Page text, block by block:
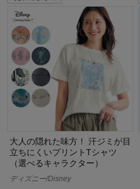
大人の隠れた味方！ 汗ジミが目
立ちにくいプリントTシャツ
（選べるキャラクター）
ディズニー/Disney